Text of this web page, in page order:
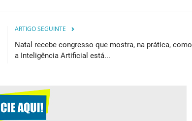
ARTIGO SEGUINTE
Natal recebe congresso que mostra, na prática, como
a Inteligência Artificial está...